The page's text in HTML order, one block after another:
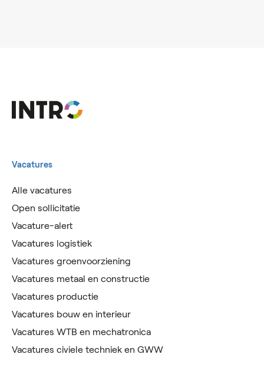
Vacatures
Alle vacatures
Open sollicitatie
Vacature-alert
Vacatures logistiek
Vacatures groenvoorziening
Vacatures metaal en constructie
Vacatures productie
Vacatures bouw en interieur
Vacatures WTB en mechatronica
Vacatures civiele techniek en GWW